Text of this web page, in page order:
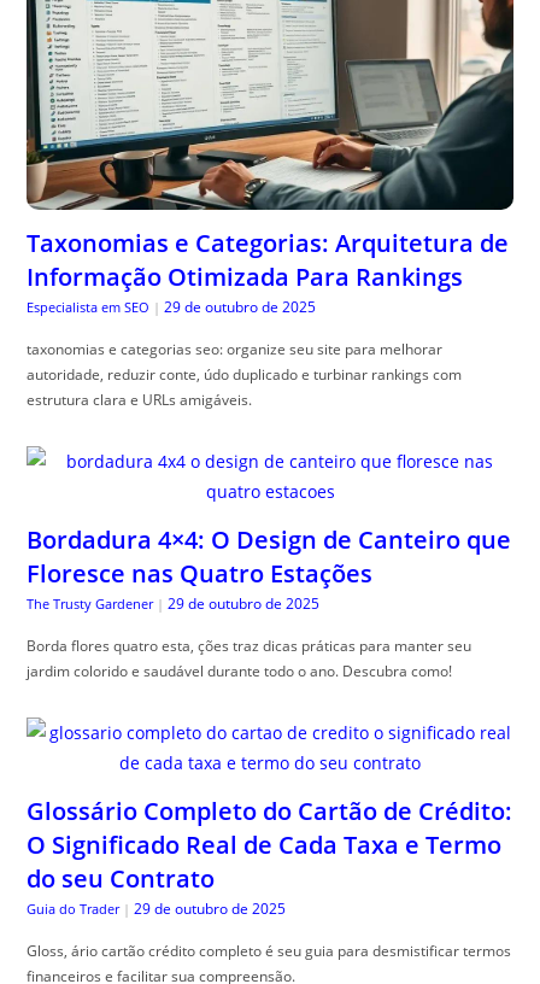
Taxonomias e Categorias: Arquitetura de
Informação Otimizada Para Rankings
Especialista em SEO | 29 de outubro de 2025
taxonomias e categorias seo: organize seu site para melhorar
autoridade, reduzir conte, údo duplicado e turbinar rankings com
estrutura clara e URLs amigáveis.
Bordadura 4×4: O Design de Canteiro que
Floresce nas Quatro Estações
The Trusty Gardener | 29 de outubro de 2025
Borda flores quatro esta, ções traz dicas práticas para manter seu
jardim colorido e saudável durante todo o ano. Descubra como!
Glossário Completo do Cartão de Crédito:
O Significado Real de Cada Taxa e Termo
do seu Contrato
Guia do Trader | 29 de outubro de 2025
Gloss, ário cartão crédito completo é seu guia para desmistificar termos
financeiros e facilitar sua compreensão.